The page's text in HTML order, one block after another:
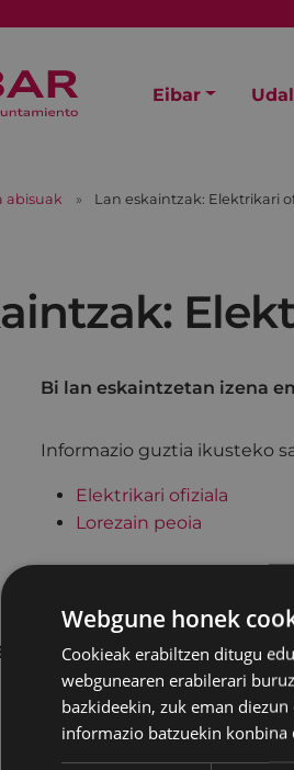
Eibar
abisuak Lan eskaintzak: Elektrikari
Bi lan eskaintzetan izena
Informazio guztia ikusteko
Elektrikari ofiziala
Lorezain peoia
Webgune honek
Cookieak erabiltzen ditugu
webgunearen erabilerari
bazkideekin, zuk eman
informazio batzuekin konbina